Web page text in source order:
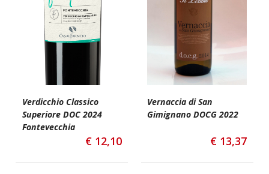
Verdicchio Classico
Superiore DOC 2024
Fontevecchia
€ 12,10
Vernaccia di San
Gimignano DOCG 2022
€ 13,37